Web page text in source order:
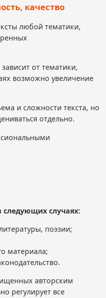
качество
любой тематики,
от тематики,
возможно увеличение
и сложности текста, но
отдельно.
случаях:
поэзии;
материала;
авторским
регулирует все